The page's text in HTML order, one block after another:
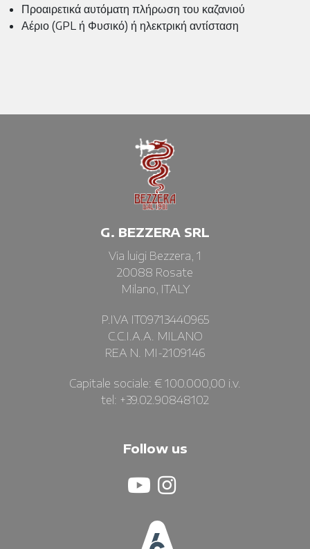
Προαιρετικά αυτόματη πλήρωση του καζανιού
Αέριο (GPL ή Φυσικό) ή ηλεκτρική αντίσταση
G. BEZZERA SRL
Via luigi Bezzera, 1
20088 Rosate
Milano, ITALY
P.IVA IT09713440965
C.C.I.A.A. MILANO
REA N. MI-2109146
Capitale sociale: € 100.000,00 i.v.
tel: +39.02.90848102
Follow us